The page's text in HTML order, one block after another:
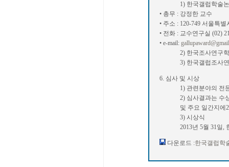
1) 한국갤럽학술
• 총무 : 강정한 교수
• 주소 : 120-749 서울특
• 전화 : 교수연구실 (02)
• e-mail:
2) 한국조사연구
3) 한국갤럽조사
6. 심사 및 시상
1) 관련분야의 전
2) 심사결과는 수
및 주요 일간지에
3) 시상식
2013년 5월 31일,
다운로드 :한국갤럽학